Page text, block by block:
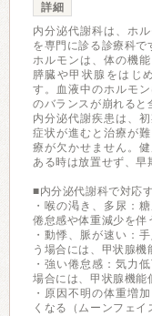
詳細
内分泌代謝科は、ホ
を専門に診る診療科で
ホルモンは、体の機
膵臓や甲状腺をはじ
す。血液中のホルモ
のバランスが崩れると
内分泌代謝疾患は、
症状が進むと治療が
療が欠かせません。
ある時は放置せず、早
■内分泌代謝科で対応
・喉の渇き、多尿：
倦怠感や体重減少を伴
・動悸、脈が速い：
う場合には、甲状腺機
・強い倦怠感：気力
場合には、甲状腺機能
・原因不明の体重増
くなる（ムーンフェ